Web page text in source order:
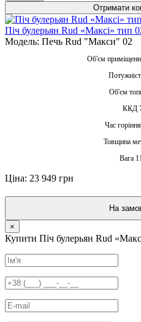
Отримати
Піч булерьян Rud «Максі» тип
Модель: Печь Rud "Макси" 02
Об'єм
Об'єм
ККД
Час
Товщина
Вага
Ціна: 23 949 грн
На
×
Купити Піч булерьян Rud